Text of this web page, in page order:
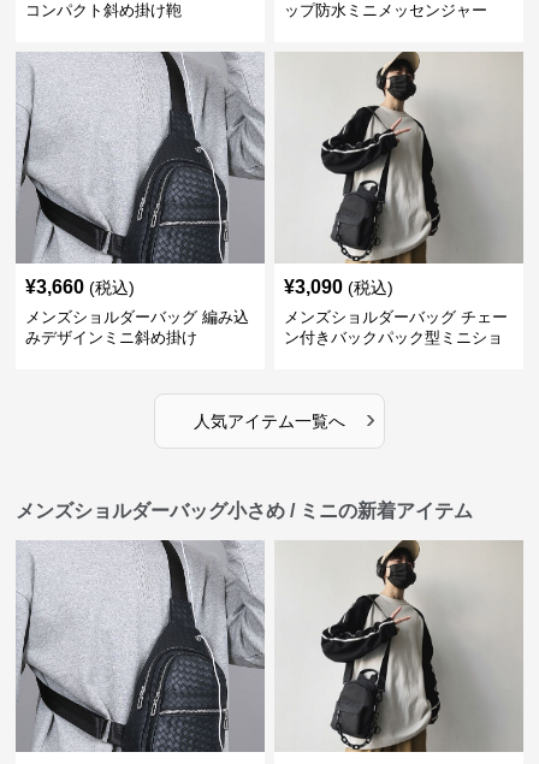
コンパクト斜め掛け鞄
ップ防水ミニメッセンジャー
¥3,660 (税込)
メンズショルダーバッグ 編み込
みデザインミニ斜め掛け
¥3,090 (税込)
メンズショルダーバッグ チェー
ン付きバックパック型ミニショ
人気アイテム一覧へ ›
メンズショルダーバッグ小さめ / ミニの新着アイテム